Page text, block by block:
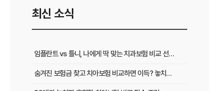
최신 소식
임플란트 vs 틀니, 나에게 딱 맞는 치과보험 비교 선택 가이드
숨겨진 보험금 찾고 치아보험 비교하면 이득? 놓치면 후회하는 꿀팁